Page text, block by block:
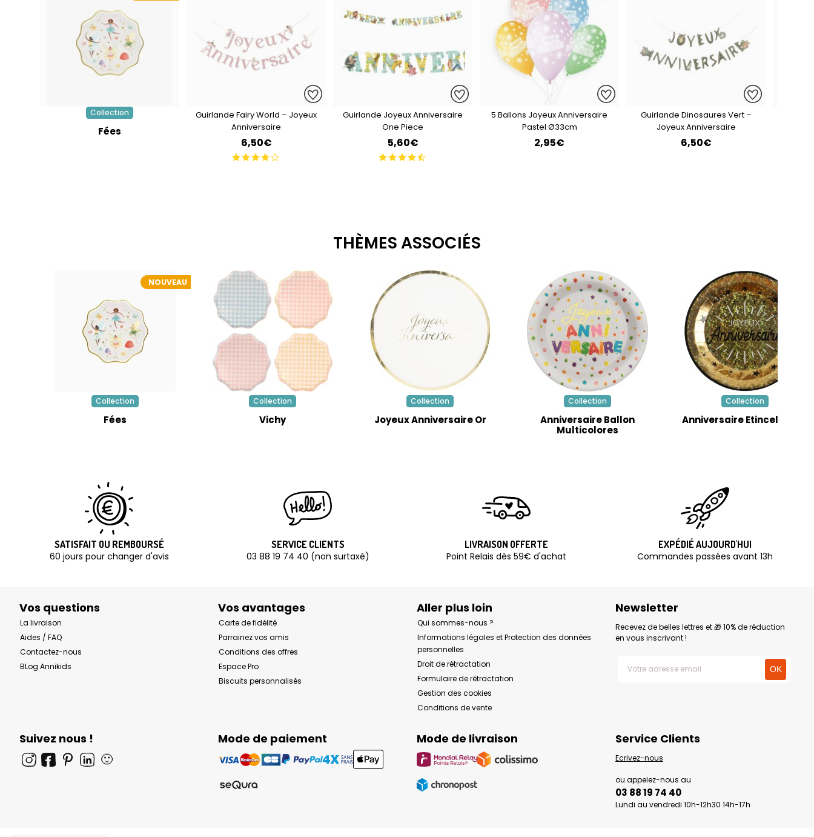
Collection
Fées
Guirlande Fairy World – Joyeux
Anniversaire
6,50€
Guirlande Joyeux Anniversaire
One Piece
5,60€
5 Ballons Joyeux Anniversaire
Pastel Ø33cm
2,95€
Guirlande Dinosaures Vert –
Joyeux Anniversaire
6,50€
THÈMES ASSOCIÉS
NOUVEAU
Collection
Fées
Collection
Vichy
Collection
Joyeux Anniversaire Or
Collection
Anniversaire Ballon
Multicolores
Collection
Anniversaire Etincelant Or
SATISFAIT OU REMBOURSÉ
60 jours pour changer d'avis
SERVICE CLIENTS
03 88 19 74 40 (non surtaxé)
LIVRAISON OFFERTE
Point Relais dès 59€ d'achat
EXPÉDIÉ AUJOURD'HUI
Commandes passées avant 13h
Vos questions
La livraison
Aides / FAQ
Contactez-nous
BLog Annikids
Vos avantages
Carte de fidélité
Parrainez vos amis
Conditions des offres
Espace Pro
Biscuits personnalisés
Aller plus loin
Qui sommes-nous ?
Informations légales et Protection des données
personnelles
Droit de rétractation
Formulaire de rétractation
Gestion des cookies
Conditions de vente
Newsletter
Recevez de belles lettres et 🎁 10% de réduction
en vous inscrivant !
Suivez nous !
🙂
Mode de paiement Mode de livraison Service Clients
Ecrivez-nous
ou appelez-nous au
03 88 19 74 40
Lundi au vendredi 10h-12h30 14h-17h